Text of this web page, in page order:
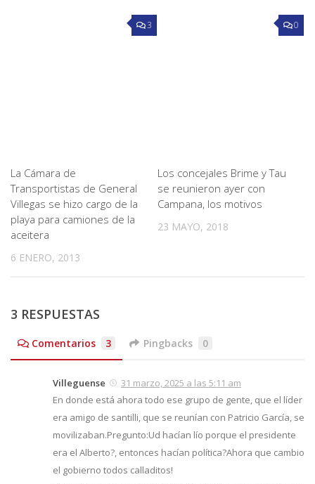
3
La Cámara de
Transportistas de General
Villegas se hizo cargo de la
playa para camiones de la
aceitera
6 ENERO, 2013
0
Los concejales Brime y Tau
se reunieron ayer con
Campana, los motivos
23 MAYO, 2018
3 RESPUESTAS
Comentarios 3 Pingbacks 0
Villeguense
31 marzo, 2025 a las 5:11 am
En donde está ahora todo ese grupo de gente, que el líder
era amigo de santilli, que se reunían con Patricio García, se
movilizaban.Pregunto:Ud hacían lío porque el presidente
era el Alberto?, entonces hacían política?Ahora que cambio
el gobierno todos calladitos!